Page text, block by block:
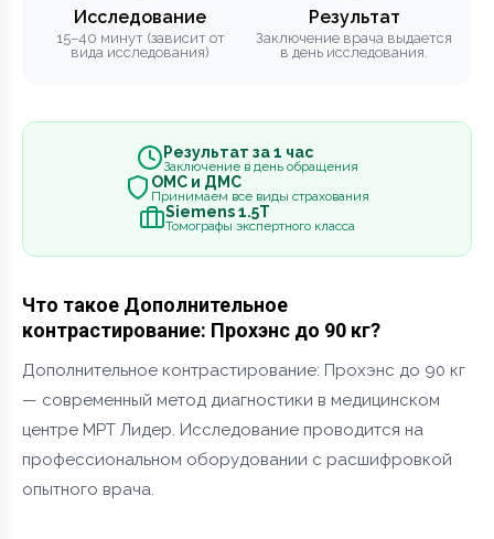
Исследование
15–40 минут (зависит от
вида исследования)
Результат
Заключение врача выдается
в день исследования.
Результат за 1 час
Заключение в день обращения
ОМС и ДМС
Принимаем все виды страхования
Siemens 1.5Т
Томографы экспертного класса
Что такое Дополнительное
контрастирование: Прохэнс до 90 кг?
Дополнительное контрастирование: Прохэнс до 90 кг
— современный метод диагностики в медицинском
центре МРТ Лидер. Исследование проводится на
профессиональном оборудовании с расшифровкой
опытного врача.